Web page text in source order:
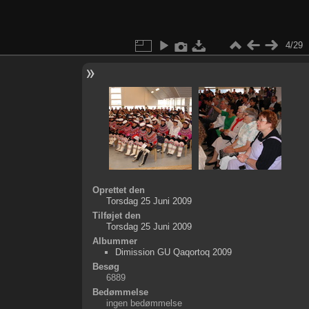
4/29
Oprettet den
Torsdag 25 Juni 2009
Tilføjet den
Torsdag 25 Juni 2009
Albummer
Dimission GU Qaqortoq 2009
Besøg
6889
Bedømmelse
ingen bedømmelse